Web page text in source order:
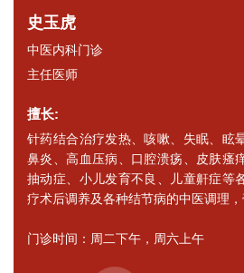
史玉虎
中医内科门诊
主任医师
擅长:
针药结合治疗发热、咳嗽、失眠、眩
鼻炎、高血压病、口腔溃疡、皮肤瘙
抽动症、小儿发育不良、儿童鼾症等
疗术后调养及各种结节病的中医调理，
门诊时间：周二下午，周六上午